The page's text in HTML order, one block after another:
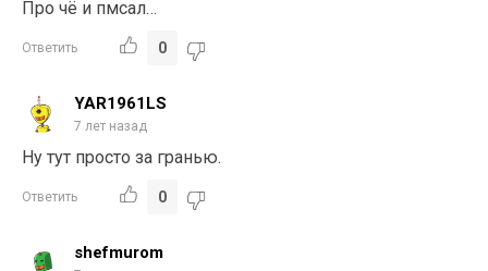
Про чё и пмсал…
Ответить 0
YAR1961LS
7 лет назад
Ну тут просто за гранью.
Ответить 0
shefmurom